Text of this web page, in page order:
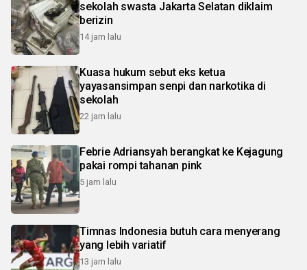
sekolah swasta Jakarta Selatan diklaim
berizin
14 jam lalu
Kuasa hukum sebut eks ketua
yayasansimpan senpi dan narkotika di
sekolah
22 jam lalu
Febrie Adriansyah berangkat ke Kejagung
pakai rompi tahanan pink
5 jam lalu
Timnas Indonesia butuh cara menyerang
yang lebih variatif
13 jam lalu